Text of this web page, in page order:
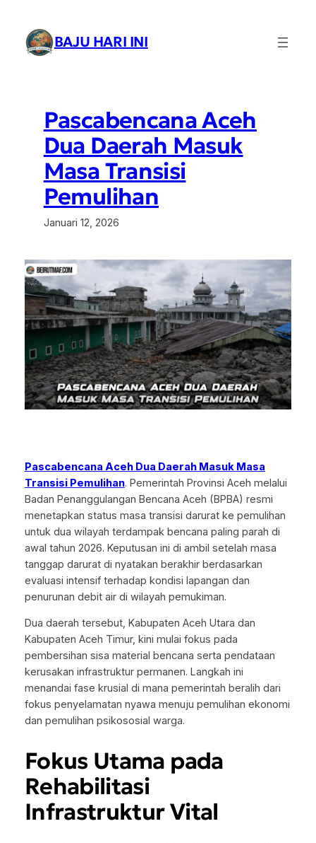
konten
BAJU HARI INI
Pascabencana Aceh
Dua Daerah Masuk
Masa Transisi
Pemulihan
Januari 12, 2026
Pascabencana Aceh Dua Daerah Masuk Masa
Transisi Pemulihan. Pemerintah Provinsi Aceh melalui
Badan Penanggulangan Bencana Aceh (BPBA) resmi
menetapkan status masa transisi darurat ke pemulihan
untuk dua wilayah terdampak bencana paling parah di
awal tahun 2026. Keputusan ini di ambil setelah masa
tanggap darurat di nyatakan berakhir berdasarkan
evaluasi intensif terhadap kondisi lapangan dan
penurunan debit air di wilayah pemukiman.
Dua daerah tersebut, Kabupaten Aceh Utara dan
Kabupaten Aceh Timur, kini mulai fokus pada
pembersihan sisa material bencana serta pendataan
kerusakan infrastruktur permanen. Langkah ini
menandai fase krusial di mana pemerintah beralih dari
fokus penyelamatan nyawa menuju pemulihan ekonomi
dan pemulihan psikososial warga.
Fokus Utama pada
Rehabilitasi
Infrastruktur Vital